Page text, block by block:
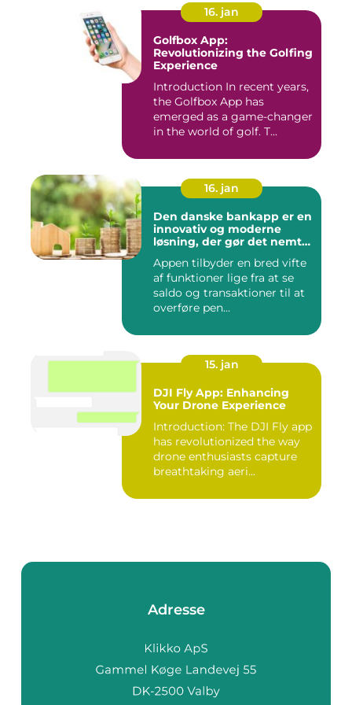
16. jan
Golfbox App:
Revolutionizing the Golfing
Experience
Introduction In recent years,
the Golfbox App has
emerged as a game-changer
in the world of golf. T...
16. jan
Den danske bankapp er en
innovativ og moderne
løsning, der gør det nemt
at administrere deres
økonomiske forhold
Appen tilbyder en bred vifte
af funktioner lige fra at se
saldo og transaktioner til at
overføre pen...
15. jan
DJI Fly App: Enhancing
Your Drone Experience
Introduction: The DJI Fly app
has revolutionized the way
drone enthusiasts capture
breathtaking aeri...
Adresse